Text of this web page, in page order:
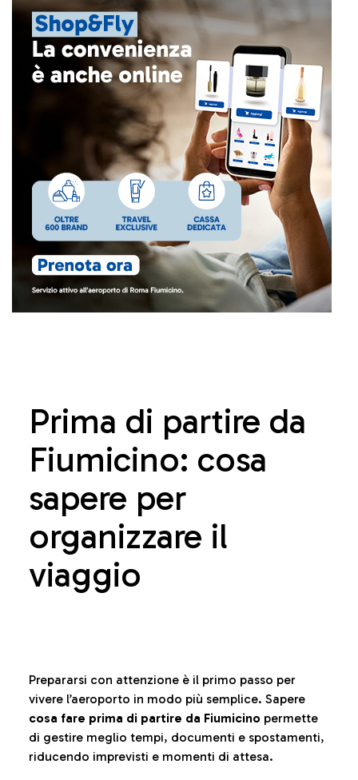
Prima di partire da
Fiumicino: cosa
sapere per
organizzare il
viaggio
Prepararsi con attenzione è il primo passo per
vivere l’aeroporto in modo più semplice. Sapere
cosa fare prima di partire da Fiumicino permette
di gestire meglio tempi, documenti e spostamenti,
riducendo imprevisti e momenti di attesa.